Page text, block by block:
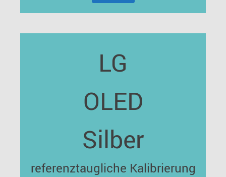
LG
OLED
Silber
referenztaugliche Kalibrierung